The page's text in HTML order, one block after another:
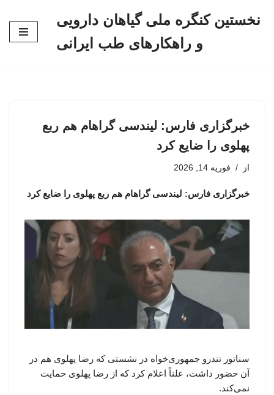
نخستین کنگره ملی گیاهان دارویی
و راهکارهای طب ایرانی
خبرگزاری فارس: لیندسی گراهام هم ربع
پهلوی را ضایع کرد
از فوریه 14, 2026
خبرگزاری فارس: لیندسی گراهام هم ربع پهلوی را ضایع کرد
سناتور تندرو جمهوری‌خواه در نشستی که رضا پهلوی هم در
آن حضور داشت، علناً اعلام کرد که از رضا پهلوی حمایت
نمی‌کند.